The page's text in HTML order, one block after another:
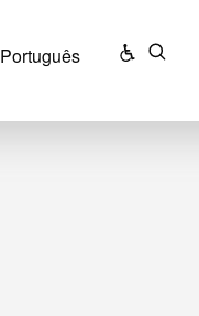
Português